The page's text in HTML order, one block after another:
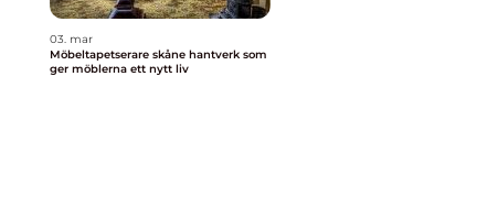
03. mar
Möbeltapetserare skåne hantverk som
ger möblerna ett nytt liv